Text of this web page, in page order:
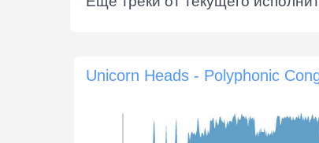
Unicorn Heads - Polyphonic